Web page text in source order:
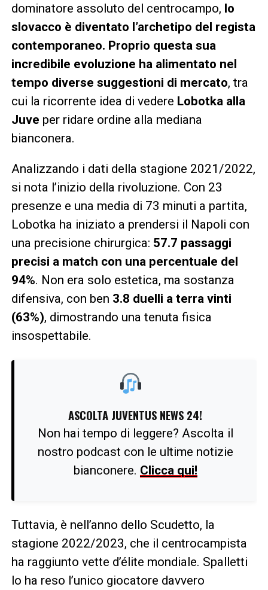
dominatore assoluto del centrocampo, lo
slovacco è diventato l’archetipo del regista
contemporaneo. Proprio questa sua
incredibile evoluzione ha alimentato nel
tempo diverse suggestioni di mercato, tra
cui la ricorrente idea di vedere Lobotka alla
Juve per ridare ordine alla mediana
bianconera.
Analizzando i dati della stagione 2021/2022,
si nota l’inizio della rivoluzione. Con 23
presenze e una media di 73 minuti a partita,
Lobotka ha iniziato a prendersi il Napoli con
una precisione chirurgica: 57.7 passaggi
precisi a match con una percentuale del
94%. Non era solo estetica, ma sostanza
difensiva, con ben 3.8 duelli a terra vinti
(63%), dimostrando una tenuta fisica
insospettabile.
ASCOLTA JUVENTUS NEWS 24!
Non hai tempo di leggere? Ascolta il
nostro podcast con le ultime notizie
bianconere. Clicca qui!
Tuttavia, è nell’anno dello Scudetto, la
stagione 2022/2023, che il centrocampista
ha raggiunto vette d’élite mondiale. Spalletti
lo ha reso l’unico giocatore davvero